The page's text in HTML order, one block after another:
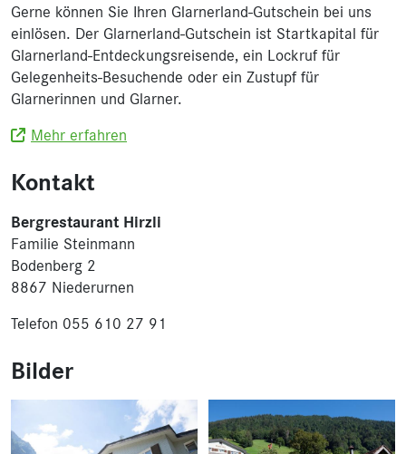
Gerne können Sie Ihren Glarnerland-Gutschein bei uns
einlösen. Der Glarnerland-Gutschein ist Startkapital für
Glarnerland-Entdeckungsreisende, ein Lockruf für
Gelegenheits-Besuchende oder ein Zustupf für
Glarnerinnen und Glarner.
Mehr erfahren
Kontakt
Bergrestaurant Hirzli
Familie Steinmann
Bodenberg 2
8867 Niederurnen
Telefon 055 610 27 91
Bilder